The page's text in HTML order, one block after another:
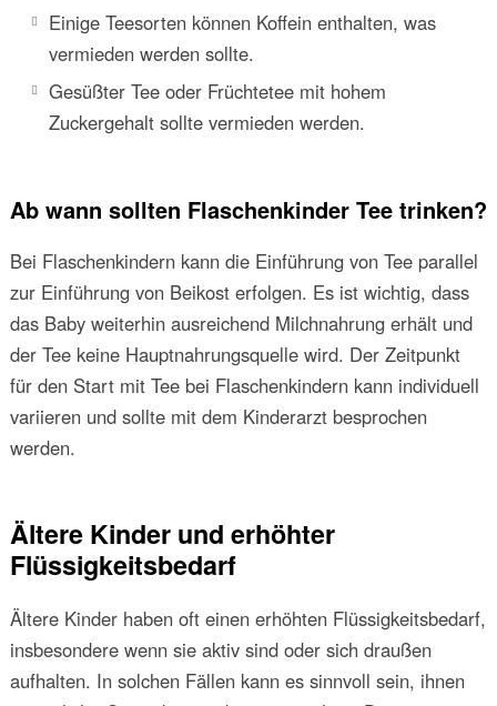
Einige Teesorten können Koffein enthalten, was
vermieden werden sollte.
Gesüßter Tee oder Früchtetee mit hohem
Zuckergehalt sollte vermieden werden.
Ab wann sollten Flaschenkinder Tee trinken?
Bei Flaschenkindern kann die Einführung von Tee parallel
zur Einführung von Beikost erfolgen. Es ist wichtig, dass
das Baby weiterhin ausreichend Milchnahrung erhält und
der Tee keine Hauptnahrungsquelle wird. Der Zeitpunkt
für den Start mit Tee bei Flaschenkindern kann individuell
variieren und sollte mit dem Kinderarzt besprochen
werden.
Ältere Kinder und erhöhter
Flüssigkeitsbedarf
Ältere Kinder haben oft einen erhöhten Flüssigkeitsbedarf,
insbesondere wenn sie aktiv sind oder sich draußen
aufhalten. In solchen Fällen kann es sinnvoll sein, ihnen